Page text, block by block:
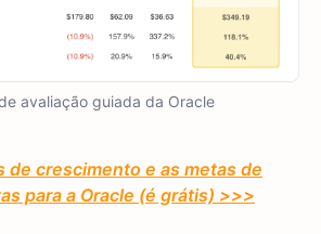
avaliação guiada da Oracle
de crescimento e as metas de
para a Oracle (é grátis) >>>